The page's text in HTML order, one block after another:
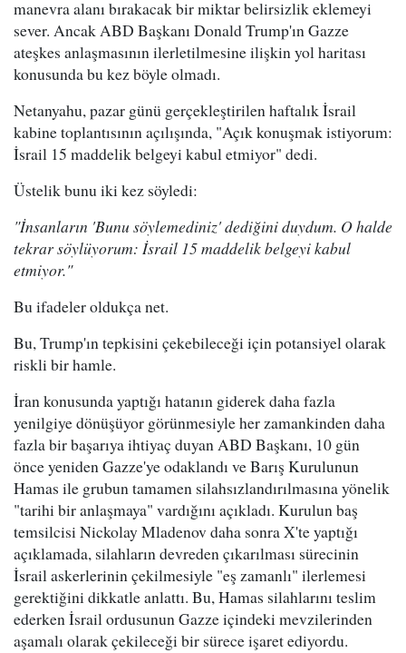
manevra alanı bırakacak bir miktar belirsizlik eklemeyi
sever. Ancak ABD Başkanı Donald Trump'ın Gazze
ateşkes anlaşmasının ilerletilmesine ilişkin yol haritası
konusunda bu kez böyle olmadı.
Netanyahu, pazar günü gerçekleştirilen haftalık İsrail
kabine toplantısının açılışında, "Açık konuşmak istiyorum:
İsrail 15 maddelik belgeyi kabul etmiyor" dedi.
Üstelik bunu iki kez söyledi:
"İnsanların 'Bunu söylemediniz' dediğini duydum. O halde
tekrar söylüyorum: İsrail 15 maddelik belgeyi kabul
etmiyor."
Bu ifadeler oldukça net.
Bu, Trump'ın tepkisini çekebileceği için potansiyel olarak
riskli bir hamle.
İran konusunda yaptığı hatanın giderek daha fazla
yenilgiye dönüşüyor görünmesiyle her zamankinden daha
fazla bir başarıya ihtiyaç duyan ABD Başkanı, 10 gün
önce yeniden Gazze'ye odaklandı ve Barış Kurulunun
Hamas ile grubun tamamen silahsızlandırılmasına yönelik
"tarihi bir anlaşmaya" vardığını açıkladı. Kurulun baş
temsilcisi Nickolay Mladenov daha sonra X'te yaptığı
açıklamada, silahların devreden çıkarılması sürecinin
İsrail askerlerinin çekilmesiyle "eş zamanlı" ilerlemesi
gerektiğini dikkatle anlattı. Bu, Hamas silahlarını teslim
ederken İsrail ordusunun Gazze içindeki mevzilerinden
aşamalı olarak çekileceği bir sürece işaret ediyordu.